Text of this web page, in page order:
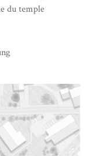
du temple